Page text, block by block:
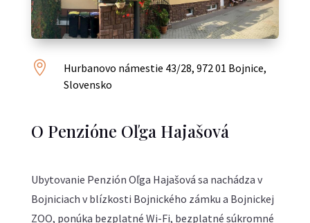

Hurbanovo námestie 43/28, 972 01 Bojnice,
Slovensko
O Penzióne Oľga Hajašová
Ubytovanie Penzión Oľga Hajašová sa nachádza v
Bojniciach v blízkosti Bojnického zámku a Bojnickej
ZOO, ponúka bezplatné Wi-Fi, bezplatné súkromné